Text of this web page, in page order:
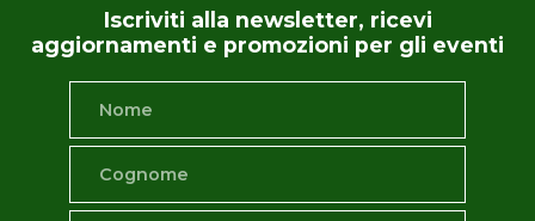
Iscriviti alla newsletter, ricevi
aggiornamenti e promozioni per gli eventi